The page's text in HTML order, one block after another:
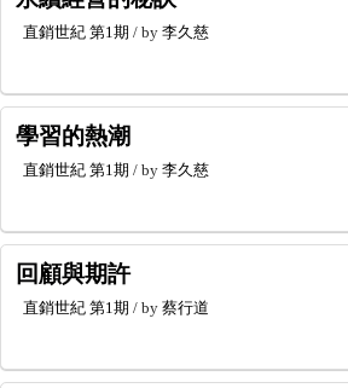
直銷世紀 第1期 / by 李久慈
學習的熱潮
直銷世紀 第1期 / by 李久慈
回顧與期許
直銷世紀 第1期 / by 蔡行道